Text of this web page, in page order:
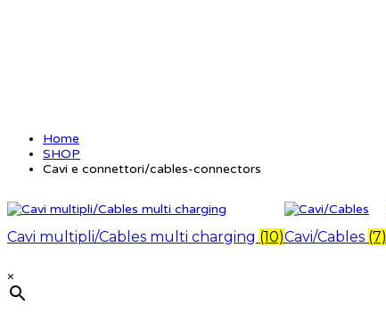
Home
SHOP
Cavi e connettori/cables-connectors
Cavi multipli/Cables multi charging (10)Cavi/Cables (7)
×